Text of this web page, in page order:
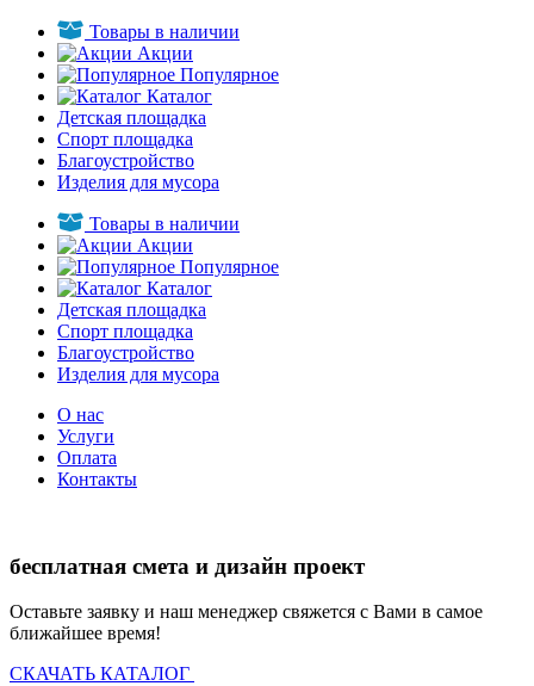
Товары в наличии
Акции
Популярное
Каталог
Детская площадка
Спорт площадка
Благоустройство
Изделия для мусора
Товары в наличии
Акции
Популярное
Каталог
Детская площадка
Спорт площадка
Благоустройство
Изделия для мусора
О нас
Услуги
Оплата
Контакты
бесплатная смета и дизайн проект
Оставьте заявку и наш менеджер свяжется с Вами в самое
ближайшее время!
СКАЧАТЬ КАТАЛОГ